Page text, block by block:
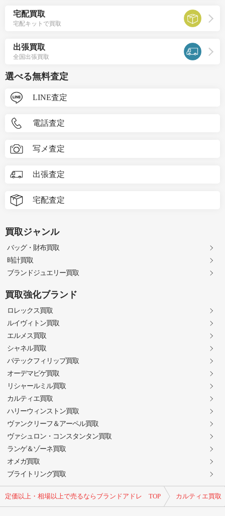
定価以上・相場以上で売るならブランドアドレ TOP カルティエ買取
宅配買取
宅配キットで買取
出張買取
全国出張買取
選べる無料査定
LINE査定
電話査定
写メ査定
出張査定
宅配査定
買取ジャンル
バッグ・財布買取
時計買取
ブランドジュエリー買取
買取強化ブランド
ロレックス買取
ルイヴィトン買取
エルメス買取
シャネル買取
パテックフィリップ買取
オーデマピゲ買取
リシャールミル買取
カルティエ買取
ハリーウィンストン買取
ヴァンクリーフ＆アーペル買取
ヴァシュロン・コンスタンタン買取
ランゲ＆ゾーネ買取
オメガ買取
ブライトリング買取